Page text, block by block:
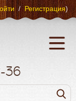
/Регистрация)
36